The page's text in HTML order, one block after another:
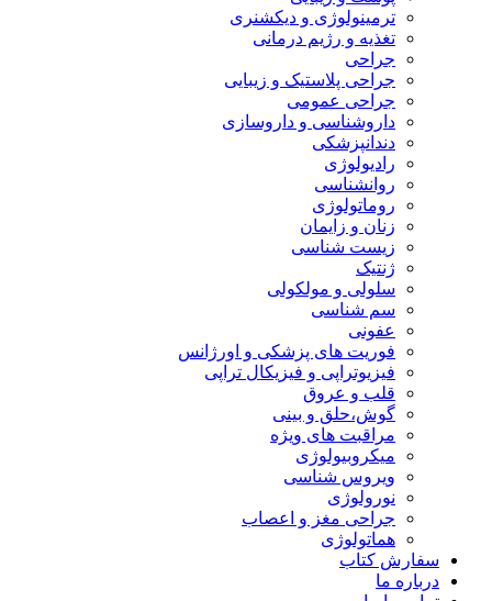
ترمینولوژی و دیکشنری
تغذیه و رژیم درمانی
جراحی
جراحی پلاستیک و زیبایی
جراحی عمومی
داروشناسی و داروسازی
دندانپزشکی
رادیولوژی
روانشناسی
روماتولوژی
زنان و زایمان
زیست شناسی
ژنتیک
سلولی و مولکولی
سم شناسی
عفونی
فوریت های پزشکی و اورژانس
فیزیوتراپی و فیزیکال تراپی
قلب و عروق
گوش،حلق و بینی
مراقبت های ویژه
میکروبیولوژی
ویروس شناسی
نورولوژی
جراحی مغز و اعصاب
هماتولوژی
سفارش کتاب
درباره ما